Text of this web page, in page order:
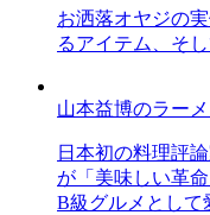
お洒落オヤジの
るアイテム、そ
山本益博のラーメ
日本初の料理評
が「美味しい革
B級グルメとして